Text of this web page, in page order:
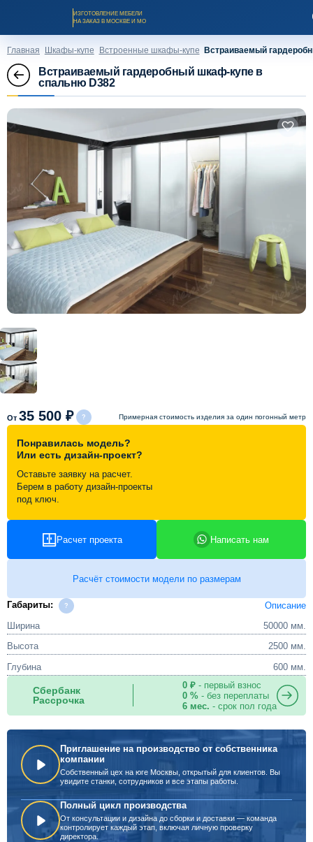
ИЗГОТОВЛЕНИЕ МЕБЕЛИ
НА ЗАКАЗ В МОСКВЕ И МО
Заказать звонок
Каталог мебели на заказ
О компании
Оплата и доставка
Рассрочка и кредит
Схема работы
Акции и скидки
Портфолио
Видеоотзывы
Статьи
Контакты
Главная Шкафы-купе Встроенные шкафы-купе Встраиваемый
Встраиваемый гардеробный шкаф-купе в
спальню D382
От 35 500 ₽ Примерная стоимость изделия за один погонный метр
Понравилась модель?
Или есть дизайн-проект?
Оставьте заявку на расчет.
Берем в работу дизайн-проекты
под ключ.
Расчет проекта Написать нам
Расчёт стоимости модели по размерам
Габариты:
Описание
Ширина
50000 мм.
Высота
2500 мм.
Глубина
600 мм.
Сбербанк
Рассрочка
0 ₽- первый взнос
0 %- без переплаты
6 мес. - срок пол года
Приглашение на производство от собственника
компании
Собственный цех на юге Москвы, открытый для клиентов. Вы
увидите станки, сотрудников и все этапы работы.
Полный цикл производства
От консультации и дизайна до сборки и доставки — команда
контролирует каждый этап, включая личную проверку
директора.